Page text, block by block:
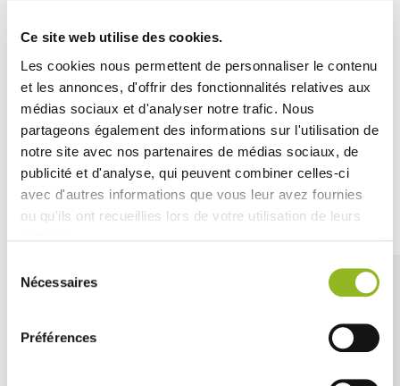
Ce site web utilise des cookies.
Les cookies nous permettent de personnaliser le contenu
et les annonces, d'offrir des fonctionnalités relatives aux
médias sociaux et d'analyser notre trafic. Nous
partageons également des informations sur l'utilisation de
notre site avec nos partenaires de médias sociaux, de
publicité et d'analyse, qui peuvent combiner celles-ci
avec d'autres informations que vous leur avez fournies
ou qu'ils ont recueillies lors de votre utilisation de leurs
Nécessaires
Préférences
Queste verrine sono ideali per i professionisti della
ristorazione grazie alla loro capacità di essere riutilizzate
e lavate in lavastoviglie, rendendole pratiche ed
economiche.
Découvrez aussi